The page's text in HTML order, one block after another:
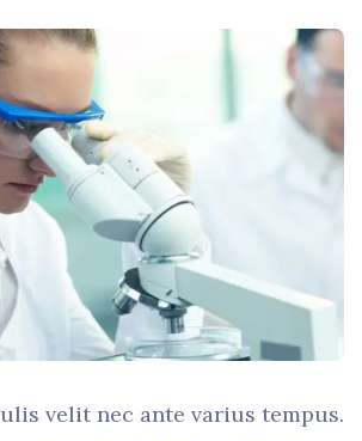
velit nec ante varius tempus.